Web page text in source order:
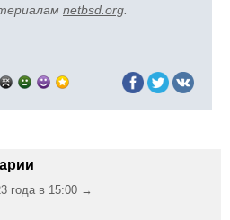
netbsd.org
года в 15:00 →